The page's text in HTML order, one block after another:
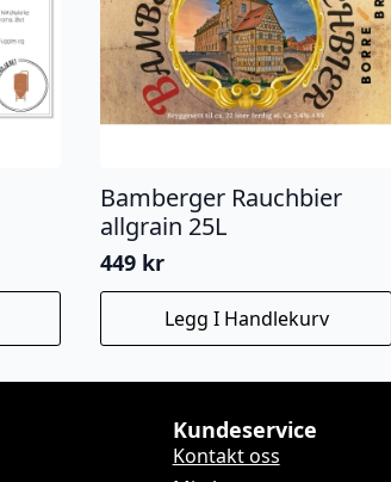
Bamberger Rauchbier
allgrain 25L
449 kr
Legg I Handlekurv
Kundeservice
Kontakt oss